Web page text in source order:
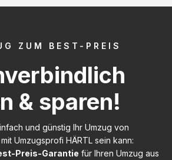
ZUM BEST-PREIS
& sparen!
und günstig Ihr Umzug von
Umzugsprofi HÄRTL sein kann:
Preis-Garantie für Ihren Umzug aus